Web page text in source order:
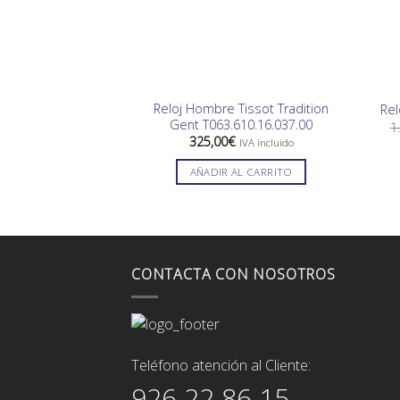
Reloj Hombre Tissot Tradition
Gent T063.610.16.037.00
325,00€ IVA incluido
AÑADIR AL CARRITO
CONTACTA CON NOSOTROS
Teléfono atención al Cliente: